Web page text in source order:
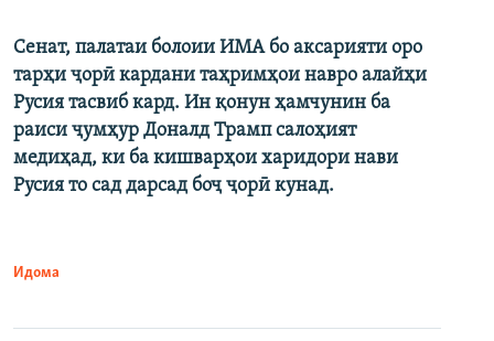
Сенат, палатаи болоии ИМА бо аксарияти оро
тарҳи ҷорӣ кардани таҳримҳои навро алайҳи
Русия тасвиб кард. Ин қонун ҳамчунин ба
раиси ҷумҳур Доналд Трамп салоҳият
медиҳад, ки ба кишварҳои харидори нави
Русия то сад дарсад боҷ ҷорӣ кунад.
Идома